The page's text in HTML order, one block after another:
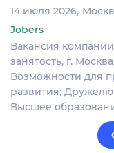
14 июля 2026
Jobers
Вакансия
занятость, г.
Возможности для
развития;
Высшее